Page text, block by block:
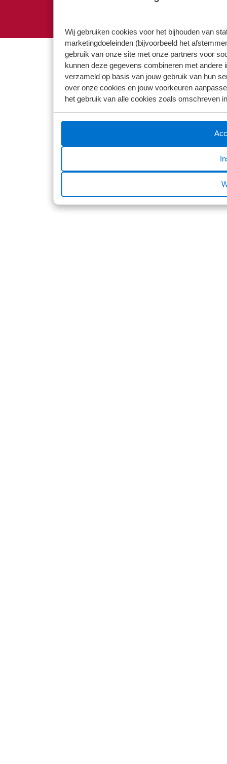
Wij gebruiken cookies voor het bijhouden van
marketingdoeleinden (bijvoorbeeld het
gebruik van onze site met onze partners voor
kunnen deze gegevens combineren met
verzameld op basis van jouw gebruik van hun
over onze cookies en jouw voorkeuren
het gebruik van alle cookies zoals omschreven